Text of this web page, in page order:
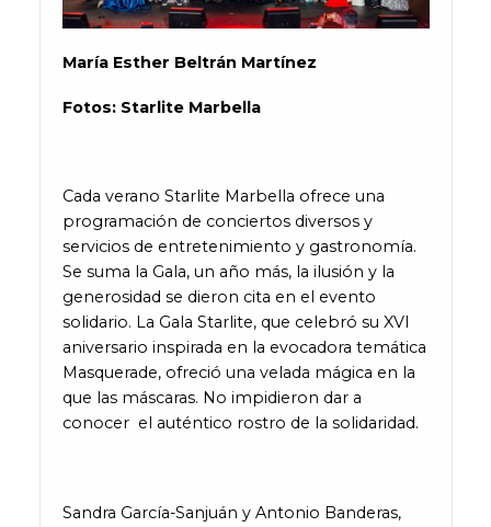
María Esther Beltrán Martínez
Fotos: Starlite Marbella
Cada verano Starlite Marbella ofrece una
programación de conciertos diversos y
servicios de entretenimiento y gastronomía.
Se suma la Gala, un año más, la ilusión y la
generosidad se dieron cita en el evento
solidario. La Gala Starlite, que celebró su XVI
aniversario inspirada en la evocadora temática
Masquerade, ofreció una velada mágica en la
que las máscaras. No impidieron dar a
conocer el auténtico rostro de la solidaridad.
Sandra García-Sanjuán y Antonio Banderas,